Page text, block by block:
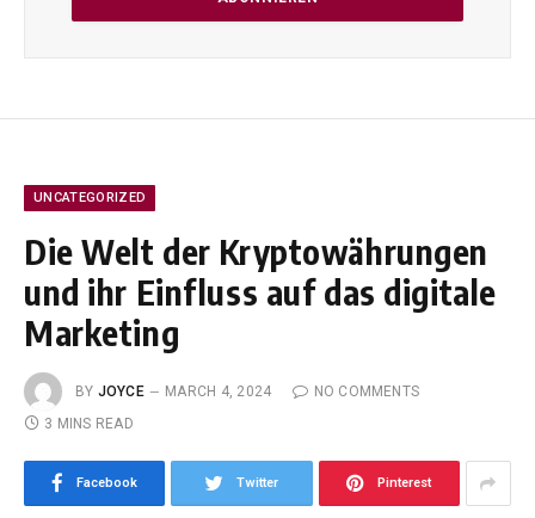
UNCATEGORIZED
Die Welt der Kryptowährungen
und ihr Einfluss auf das digitale
Marketing
BY JOYCE MARCH 4, 2024
NO COMMENTS
3 MINS READ
Facebook Twitter Pinterest